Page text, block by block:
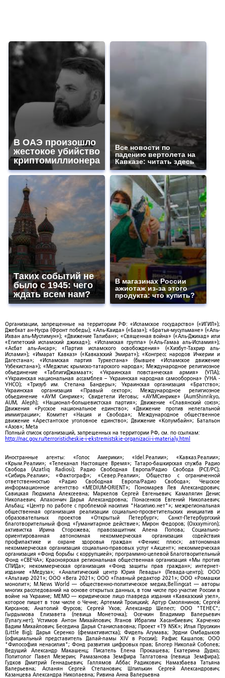
В ОАЭ произошло
жестокое убийство
криптомиллионера
Все новости по
падению вертолета на
Кавказе: читать здесь
Таких событий не
было с 1945: чего
ждать всем нам?
В магазинах России
ажиотаж из-за этого
продукта: что купить?
Организации, запрещенные на территории РФ: «Исламское государство» («ИГИЛ»);
Джебхат ан-Нусра (Фронт победы); «Аль-Каида» («База»); «Братья-мусульмане» («Аль-
Ихван аль-Муслимун»); «Движение Талибан»; «Священная война» («Аль-Джихад» или
«Египетский исламский джихад»); «Исламская группа» («Аль-Гамаа аль-Исламия»);
«Асбат аль-Ансар»; «Партия исламского освобождения» («Хизбут-Тахрир аль-
Ислами»); «Имарат Кавказ» («Кавказский Эмират»); «Конгресс народов Ичкерии и
Дагестана»; «Исламская партия Туркестана» (бывшее «Исламское движение
Узбекистана»); «Меджлис крымско-татарского народа»; Международное религиозное
объединение «ТаблигиДжамаат»; «Украинская повстанческая армия» (УПА);
«Украинская национальная ассамблея – Украинская народная самооборона» (УНА -
УНСО); «Тризуб им. Степана Бандеры»; Украинская организация «Братство»;
Украинская организация «Правый сектор»; Международное религиозное
объединение «АУМ Синрике»; Свидетели Иеговы; «АУМСинрике» (AumShinrikyo,
AUM, Aleph); «Национал-большевистская партия»; Движение «Славянский союз»;
Движения «Русское национальное единство»; «Движение против нелегальной
иммиграции»; Комитет «Нация и Свобода»; Международное общественное
движение «Арестантское уголовное единство»; Движение «Колумбайн»; Батальон
«Азов»; Meta
Полный список организаций, запрещенных на территории РФ, см. по ссылкам:
http://nac.gov.ru/terroristicheskie-i-ekstremistskie-organizacii-i-materialy.html
Иностранные агенты: «Голос Америки»; «Idel.Реалии»; «Кавказ.Реалии»;
«Крым.Реалии»; «Телеканал Настоящее Время»; Татаро-башкирская служба Радио
Свобода (Azatliq Radiosi); Радио Свободная Европа/Радио Свобода (PCE/PC);
«Сибирь.Реалии»; «Фактограф»; «Север.Реалии»; Общество с ограниченной
ответственностью «Радио Свободная Европа/Радио Свобода»; Чешское
информационное агентство «MEDIUM-ORIENT»; Пономарев Лев Александрович;
Савицкая Людмила Алексеевна; Маркелов Сергей Евгеньевич; Камалягин Денис
Николаевич; Апахончич Дарья Александровна; Понасенков Евгений Николаевич;
Альбац; «Центр по работе с проблемой насилия "Насилию.нет"»; межрегиональная
общественная организация реализации социально-просветительских инициатив и
образовательных проектов «Открытый Петербург»; Санкт-Петербургский
благотворительный фонд «Гуманитарное действие»; Мирон Федоров; (Oxxxymiron);
активистка Ирина Сторожева; правозащитник Алена Попова; Социально-
ориентированная автономная некоммерческая организация содействия
профилактике и охране здоровья граждан «Феникс плюс»; автономная
некоммерческая организация социально-правовых услуг «Акцент»; некоммерческая
организация «Фонд борьбы с коррупцией»; программно-целевой Благотворительный
Фонд «СВЕЧА»; Красноярская региональная общественная организация «Мы против
СПИДа»; некоммерческая организация «Фонд защиты прав граждан»; интернет-
издание «Медуза»; «Аналитический центр Юрия Левады» (Левада-центр); ООО
«Альтаир 2021»; ООО «Вега 2021»; ООО «Главный редактор 2021»; ООО «Ромашки
монолит»; M.News World — общественно-политическое медиа;Bellingcat — авторы
многих расследований на основе открытых данных, в том числе про участие России в
войне на Украине; МЕМО — юридическое лицо главреда издания «Кавказский узел»,
которое пишет в том числе о Чечне; Артемий Троицкий; Артур Смолянинов; Сергей
Кирсанов; Анатолий Фурсов; Сергей Ухов; Александр Шелест; ООО "ТЕНЕС";
Гырдымова Елизавета (певица Монеточка); Осечкин Владимир Валерьевич
(Гулагу.нет); Устимов Антон Михайлович; Яганов Ибрагим Хасанбиевич; Харченко
Вадим Михайлович; Беседина Дарья Станиславовна; Проект «T9 NSK»; Илья Прусикин
(Little Big); Дарья Серенко (фемактивистка); Фидель Агумава; Эрдни Омбадыков
(официальный представитель Далай-ламы XIV в России); Рафис Кашапов; ООО
"Философия ненасилия"; Фонд развития цифровых прав; Блогер Николай Соболев;
Ведущий Александр Макашенц; Писатель Елена Прокашева; Екатерина Дудко;
Политолог Павел Мезерин; Рамазанова Земфира Талгатовна (певица Земфира);
Гудков Дмитрий Геннадьевич; Галлямов Аббас Радикович; Намазбаева Татьяна
Валерьевна; Асланян Сергей Степанович; Шпилькин Сергей Александрович;
Казанцева Александра Николаевна; Ривина Анна Валерьевна